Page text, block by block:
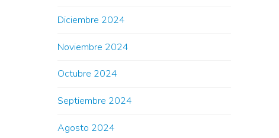
Diciembre 2024
Noviembre 2024
Octubre 2024
Septiembre 2024
Agosto 2024